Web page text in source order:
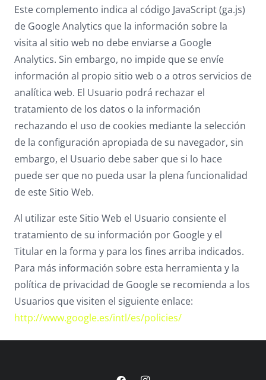
Este complemento indica al código JavaScript (ga.js)
de Google Analytics que la información sobre la
visita al sitio web no debe enviarse a Google
Analytics. Sin embargo, no impide que se envíe
información al propio sitio web o a otros servicios de
analítica web. El Usuario podrá rechazar el
tratamiento de los datos o la información
rechazando el uso de cookies mediante la selección
de la configuración apropiada de su navegador, sin
embargo, el Usuario debe saber que si lo hace
puede ser que no pueda usar la plena funcionalidad
de este Sitio Web.
Al utilizar este Sitio Web el Usuario consiente el
tratamiento de su información por Google y el
Titular en la forma y para los fines arriba indicados.
Para más información sobre esta herramienta y la
política de privacidad de Google se recomienda a los
Usuarios que visiten el siguiente enlace:
http://www.google.es/intl/es/policies/